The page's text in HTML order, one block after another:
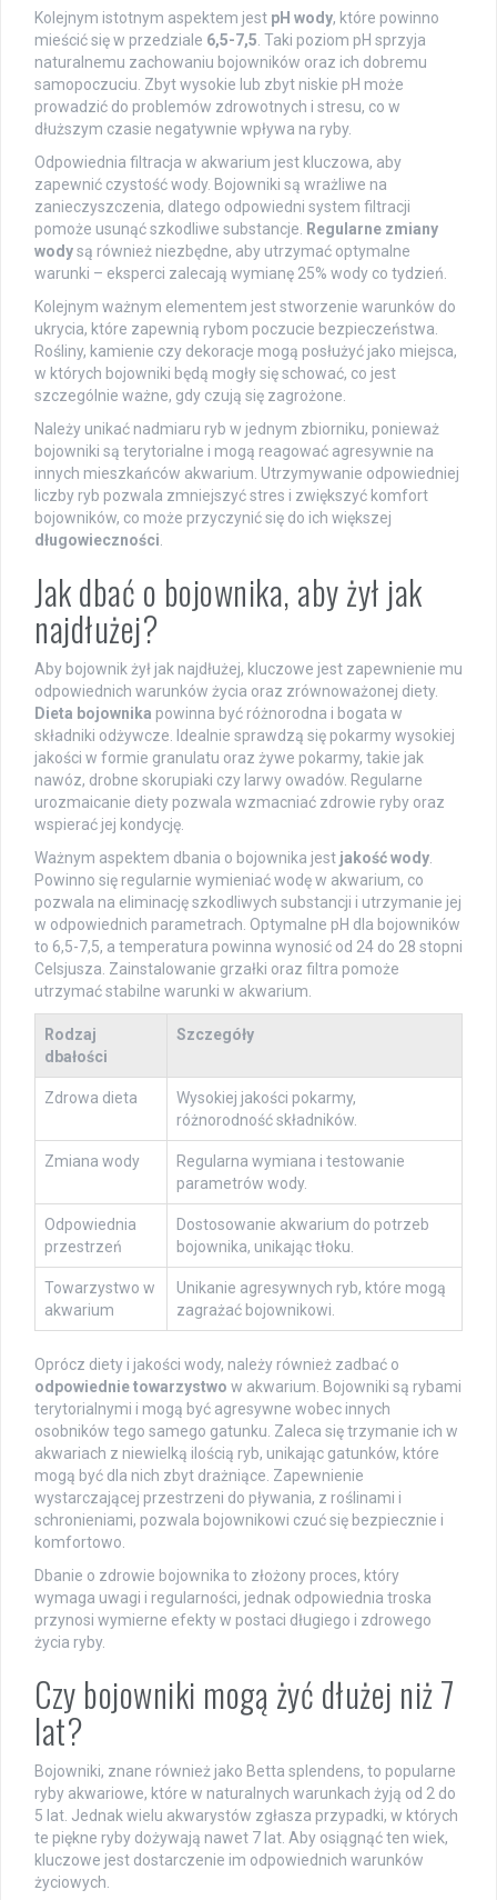
Kolejnym istotnym aspektem jest pH wody, które powinno
mieścić się w przedziale 6,5-7,5 . Taki poziom pH sprzyja
naturalnemu zachowaniu bojowników oraz ich dobremu
samopoczuciu. Zbyt wysokie lub zbyt niskie pH może
prowadzić do problemów zdrowotnych i stresu, co w
dłuższym czasie negatywnie wpływa na ryby.
Odpowiednia filtracja w akwarium jest kluczowa, aby
zapewnić czystość wody. Bojowniki są wrażliwe na
zanieczyszczenia, dlatego odpowiedni system filtracji
pomoże usunąć szkodliwe substancje.
Regularne zmiany
wodysą również niezbędne, aby utrzymać optymalne
warunki – eksperci zalecają wymianę 25% wody co tydzień.
Kolejnym ważnym elementem jest stworzenie warunków do
ukrycia, które zapewnią rybom poczucie bezpieczeństwa.
Rośliny, kamienie czy dekoracje mogą posłużyć jako miejsca,
w których bojowniki będą mogły się schować, co jest
szczególnie ważne, gdy czują się zagrożone.
Należy unikać nadmiaru ryb w jednym zbiorniku, ponieważ
bojowniki są terytorialne i mogą reagować agresywnie na
innych mieszkańców akwarium. Utrzymywanie odpowiedniej
liczby ryb pozwala zmniejszyć stres i zwiększyć komfort
bojowników, co może przyczynić się do ich większej
długowieczności
Jak dbać o bojownika, aby żył jak
najdłużej?
Aby bojownik żył jak najdłużej, kluczowe jest zapewnienie mu
odpowiednich warunków życia oraz zrównoważonej diety.
Dieta bojownika powinna być różnorodna i bogata w
składniki odżywcze. Idealnie sprawdzą się pokarmy wysokiej
jakości w formie granulatu oraz żywe pokarmy, takie jak
nawóz, drobne skorupiaki czy larwy owadów. Regularne
urozmaicanie diety pozwala wzmacniać zdrowie ryby oraz
wspierać jej kondycję.
Ważnym aspektem dbania o bojownika jest jakość wody
Powinno się regularnie wymieniać wodę w akwarium, co
pozwala na eliminację szkodliwych substancji i utrzymanie jej
w odpowiednich parametrach. Optymalne pH dla bojowników
to 6,5-7,5, a temperatura powinna wynosić od 24 do 28 stopni
Celsjusza. Zainstalowanie grzałki oraz filtra pomoże
utrzymać stabilne warunki w akwarium.
Rodzaj
dbałości
Szczegóły
Zdrowa dieta
Wysokiej jakości pokarmy,
różnorodność składników.
Zmiana wody
Regularna wymiana i testowanie
parametrów wody.
Odpowiednia
przestrzeń
Dostosowanie akwarium do potrzeb
bojownika, unikając tłoku.
Towarzystwo w
akwarium
Unikanie agresywnych ryb, które mogą
zagrażać bojownikowi.
Oprócz diety i jakości wody, należy również zadbać o
odpowiednie towarzystwo w akwarium. Bojowniki są rybami
terytorialnymi i mogą być agresywne wobec innych
osobników tego samego gatunku. Zaleca się trzymanie ich w
akwariach z niewielką ilością ryb, unikając gatunków, które
mogą być dla nich zbyt drażniące. Zapewnienie
wystarczającej przestrzeni do pływania, z roślinami i
schronieniami, pozwala bojownikowi czuć się bezpiecznie i
komfortowo.
Dbanie o zdrowie bojownika to złożony proces, który
wymaga uwagi i regularności, jednak odpowiednia troska
przynosi wymierne efekty w postaci długiego i zdrowego
życia ryby.
Czy bojowniki mogą żyć dłużej niż 7
lat?
Bojowniki, znane również jako Betta splendens, to popularne
ryby akwariowe, które w naturalnych warunkach żyją od 2 do
5 lat. Jednak wielu akwarystów zgłasza przypadki, w których
te piękne ryby dożywają nawet 7 lat. Aby osiągnąć ten wiek,
kluczowe jest dostarczenie im odpowiednich warunków
życiowych.